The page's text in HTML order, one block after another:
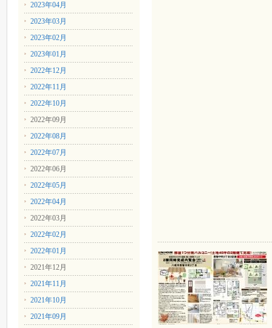
2023年04月
2023年03月
2023年02月
2023年01月
2022年12月
2022年11月
2022年10月
2022年09月
2022年08月
2022年07月
2022年06月
2022年05月
2022年04月
2022年03月
2022年02月
2022年01月
2021年12月
2021年11月
2021年10月
2021年09月